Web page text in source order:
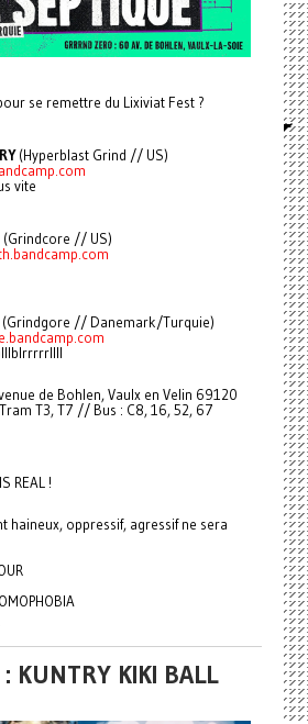
se remettre du Lixiviat Fest ?
(Hyperblast Grind // US)
vite
(Grindcore // US)
// Danemark/Turquie)
de Bohlen, Vaulx en Velin 69120
T3, T7 // Bus : C8, 16, 52, 67
REAL !
haineux, oppressif, agressif ne sera
KUNTRY KIKI BALL